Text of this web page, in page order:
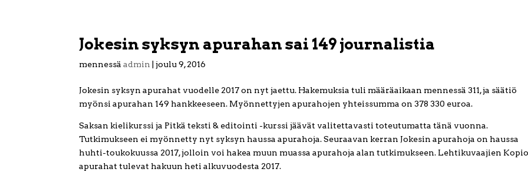
Jokesin syksyn apurahan sai 149 journalistia
mennessäadmin |joulu 9, 2016
Jokesin syksyn apurahat vuodelle 2017 on nyt jaettu. Hakemuksia tuli määräaikaan mennessä 311, ja säätiö
myönsi apurahan 149 hankkeeseen. Myönnettyjen apurahojen yhteissumma on 378 330 euroa.
Saksan kielikurssi ja Pitkä teksti & editointi -kurssi jäävät valitettavasti toteutumatta tänä vuonna.
Tutkimukseen ei myönnetty nyt syksyn haussa apurahoja. Seuraavan kerran Jokesin apurahoja on haussa
huhti-toukokuussa 2017, jolloin voi hakea muun muassa apurahoja alan tutkimukseen. Lehtikuvaajien
apurahat tulevat hakuun heti alkuvuodesta 2017.